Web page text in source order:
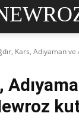
Kars, Adıyaman